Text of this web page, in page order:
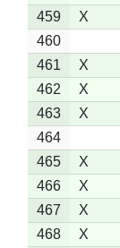
459
X
460
461
X
462
X
463
X
464
465
X
466
X
467
X
468
X